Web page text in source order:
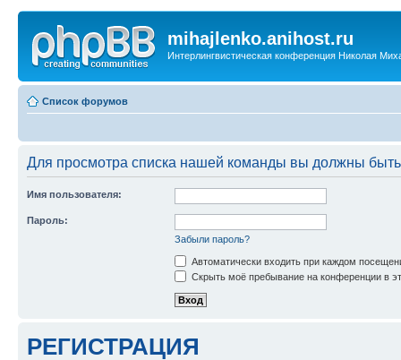
mihajlenko.anihost.ru
Интерлингвистическая конференция Николая
Список форумов
Для просмотра списка нашей команды вы должны
Имя пользователя:
Пароль:
Забыли пароль?
Автоматически входить при каждом
Скрыть моё пребывание на конференции в
РЕГИСТРАЦИЯ